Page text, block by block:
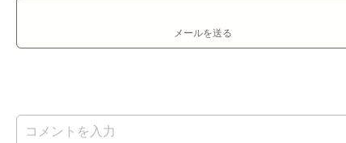
メールを送る